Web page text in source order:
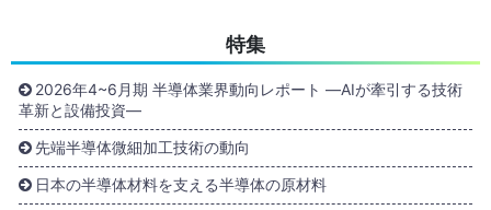
特集
2026年4~6月期 半導体業界動向レポート ―AIが牽引する技術
革新と設備投資―
先端半導体微細加工技術の動向
日本の半導体材料を支える半導体の原材料